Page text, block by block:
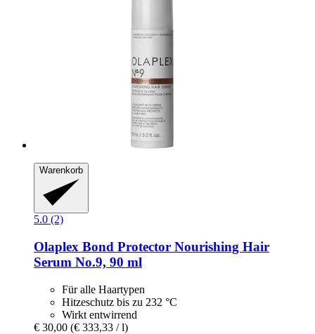
Warenkorb
5.0 (2)
Olaplex Bond Protector Nourishing Hair
Serum No.9, 90 ml
Für alle Haartypen
Hitzeschutz bis zu 232 °C
Wirkt entwirrend
€ 30,00 (€ 333,33 / l)